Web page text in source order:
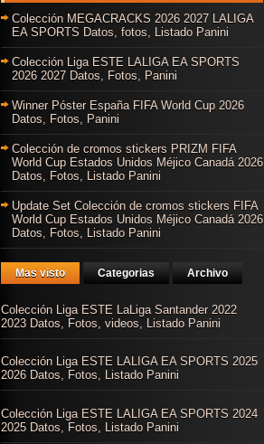
Colección MEGACRACKS 2026 2027 LALIGA
EA SPORTS Datos, fotos, Listado Panini
Colección Liga ESTE LALIGA EA SPORTS
2026 2027 Datos, Fotos, Panini
Winner Póster España FIFA World Cup 2026
Datos, Fotos, Panini
Colección de cromos stickers PRIZM FIFA
World Cup Estados Unidos Méjico Canadá 2026
Datos, Fotos, Listado Panini
Update Set Colección de cromos stickers FIFA
World Cup Estados Unidos Méjico Canadá 2026
Datos, Fotos, Listado Panini
Mas visto Categorias Archivo
Colección Liga ESTE LaLiga Santander 2022
2023 Datos, Fotos, videos, Listado Panini
Colección Liga ESTE LALIGA EA SPORTS 2025
2026 Datos, Fotos, Listado Panini
Colección Liga ESTE LALIGA EA SPORTS 2024
2025 Datos, Fotos, Listado Panini